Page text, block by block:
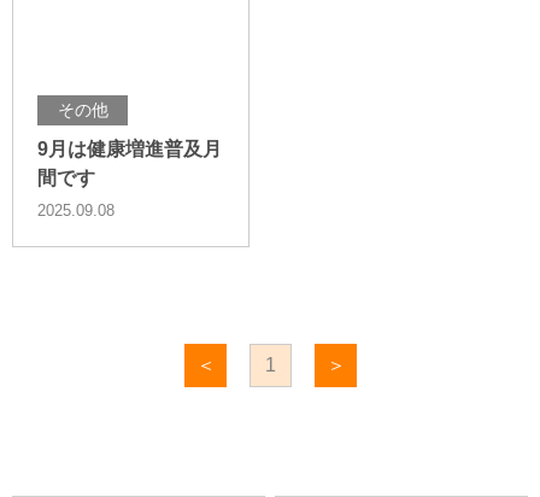
その他
9月は健康増進普及月
間です
2025.09.08
＜ 1 ＞